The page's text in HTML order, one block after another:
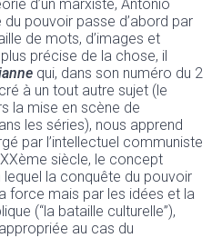
d’un marxiste, Antonio
pouvoir passe d’abord par
de mots, d’images et
précise de la chose, il
qui, dans son numéro du 2
à un tout autre sujet (le
la mise en scène de
les séries), nous apprend
par l’intellectuel communiste
siècle, le concept
lequel la conquête du pouvoir
force mais par les idées et la
(“la bataille culturelle”),
au cas du